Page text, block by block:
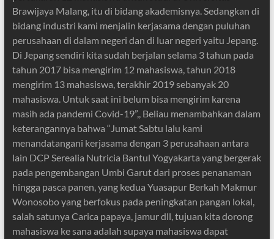
Brawijaya Malang, itu di bidang akademisnya. Sedangkan di
bidang industri kami menjalin kerjasama dengan puluhan
perusahaan di dalam negeri dan di luar negeri yaitu Jepang.
Di Jepang sendiri kita sudah berjalan selama 3 tahun pada
tahun 2017 bisa mengirim 12 mahasiswa, tahun 2018
mengirim 13 mahasiswa, terakhir 2019 sebanyak 20
mahasiswa. Untuk saat ini belum bisa mengirim karena
masih ada pandemi Covid-19”,, Beliau menambahkan dalam
keterangannya bahwa “Jumat Sabtu lalu kami
menandatangani kerjasama dengan 3 perusahaan antara
lain DCP Serealia Nutricia Bantul Yogyakarta yang bergerak
pada pengembangan Umbi Garut dari proses penanaman
hingga pasca panen, yang kedua Yuasapur Berkah Makmur
Wonosobo yang berfokus pada peningkatan pangan lokal,
salah satunya Carica papaya, jamur dll, tujuan kita dorong
mahasiswa ke sana adalah supaya mahasiswa dapat